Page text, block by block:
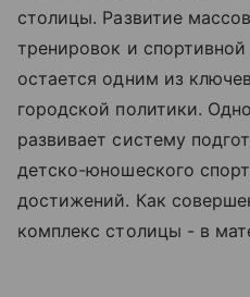
столицы. Развитие
тренировок и
остается одним из
городской политики.
развивает систему
детско-юношеского
достижений. Как
комплекс столицы - в